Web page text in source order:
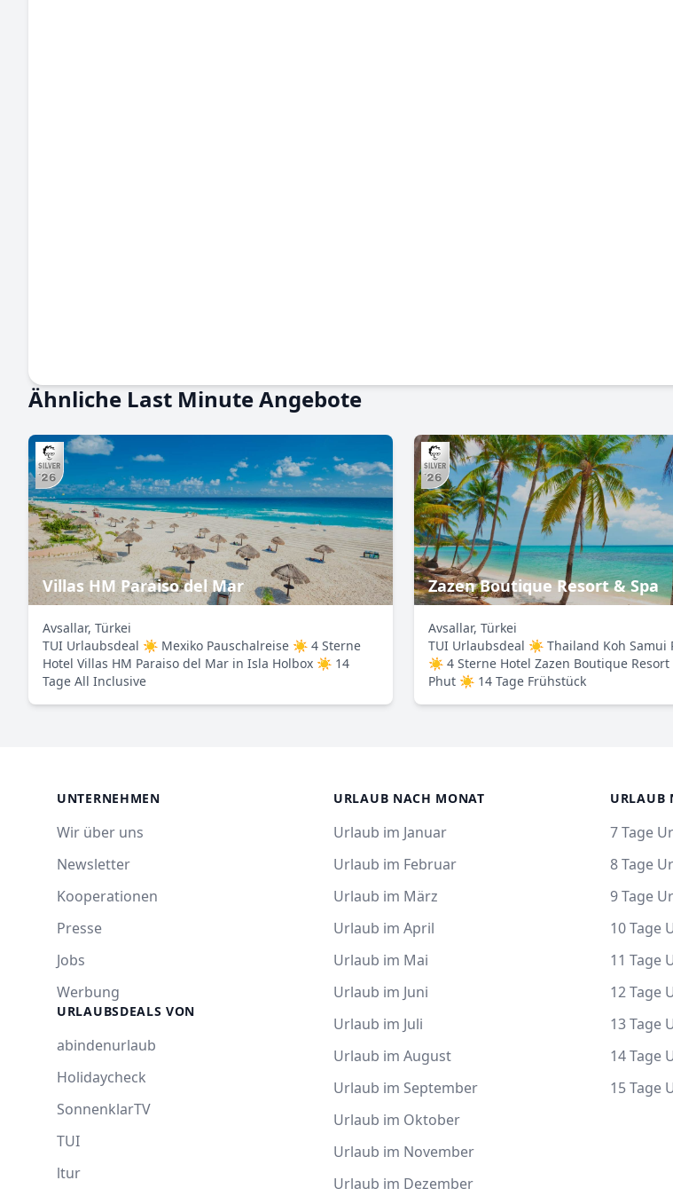
Ähnliche Last Minute Angebote
Villas HM Paraiso del Mar
Avsallar, Türkei
TUI Urlaubsdeal ☀ Mexiko Pauschalreise ☀ 4 Sterne
Hotel Villas HM Paraiso del Mar in Isla Holbox ☀ 14
Tage All Inclusive
Zazen Boutique Resort & Spa
Avsallar, Türkei
TUI Urlaubsdeal ☀ Thailand Koh Samui
☀ 4 Sterne Hotel Zazen Boutique Resort
Phut ☀ 14 Tage Frühstück
UNTERNEHMEN
Wir über uns
Newsletter
Kooperationen
Presse
Jobs
Werbung
URLAUBSDEALS VON
abindenurlaub
Holidaycheck
SonnenklarTV
TUI
ltur
URLAUB NACH MONAT
Urlaub im Januar
Urlaub im Februar
Urlaub im März
Urlaub im April
Urlaub im Mai
Urlaub im Juni
Urlaub im Juli
Urlaub im August
Urlaub im September
Urlaub im Oktober
Urlaub im November
Urlaub im Dezember
URLAUB
7 Tage
8 Tage
9 Tage
10 Tage
11 Tage
12 Tage
13 Tage
14 Tage
15 Tage